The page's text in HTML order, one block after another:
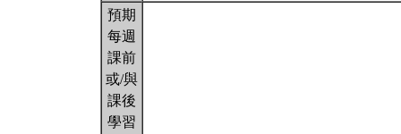
預期
每週
課前
或/與
課後
學習